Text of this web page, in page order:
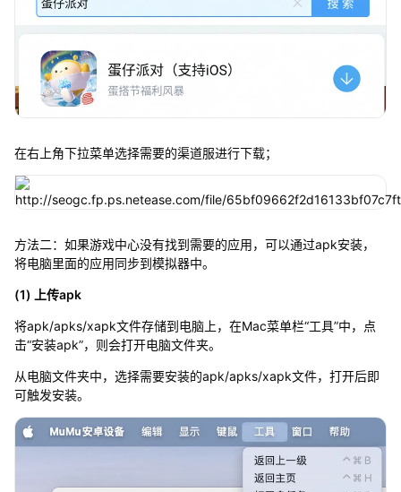
在右上角下拉菜单选择需要的渠道服进行下载；
方法二：如果游戏中心没有找到需要的应用，可以通过apk安装，
将电脑里面的应用同步到模拟器中。
(1) 上传apk
将apk/apks/xapk文件存储到电脑上，在Mac菜单栏“工具”中，点
击“安装apk”，则会打开电脑文件夹。
从电脑文件夹中，选择需要安装的apk/apks/xapk文件，打开后即
可触发安装。